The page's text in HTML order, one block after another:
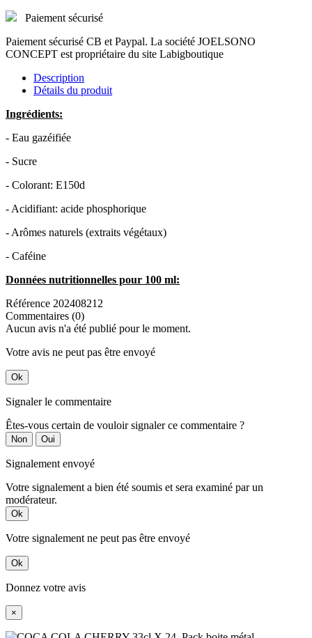
Paiement sécurisé
Paiement sécurisé CB et Paypal. La société JOELSONO
CONCEPT est propriétaire du site Labigboutique
Description
Détails du produit
Ingrédients:
- Eau gazéifiée
- Sucre
- Colorant: E150d
- Acidifiant: acide phosphorique
- Arômes naturels (extraits végétaux)
- Caféine
Données nutritionnelles pour 100 ml:
Référence 202408212
Commentaires (0)
Aucun avis n'a été publié pour le moment.
Votre avis ne peut pas être envoyé
Ok
Signaler le commentaire
Êtes-vous certain de vouloir signaler ce commentaire ?
Non Oui
Signalement envoyé
Votre signalement a bien été soumis et sera examiné par un
modérateur.
Ok
Votre signalement ne peut pas être envoyé
Ok
Donnez votre avis
×